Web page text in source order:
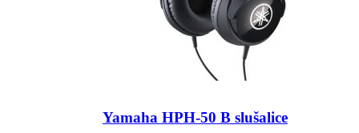
Yamaha HPH-50 B slušalice